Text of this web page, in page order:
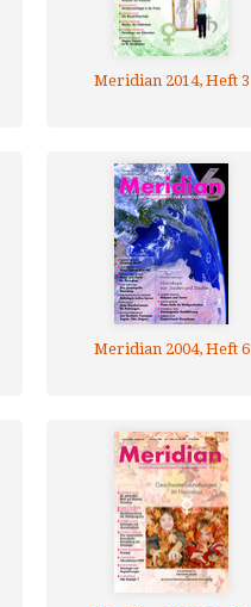
Meridian 2014, Heft 3
Meridian 2004, Heft 6